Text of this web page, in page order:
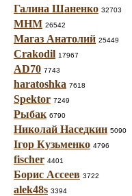
Галина Шаненко 32703
МНМ 26542
Магаз Анатолий 25449
Crakodil 17967
AD70 7743
haratoshka 7618
Spektor 7249
Рыбак 6790
Николай Наседкин 5090
Ігор Кузьменко 4796
fischer 4401
Борис Ассеев 3722
alek48s 3394